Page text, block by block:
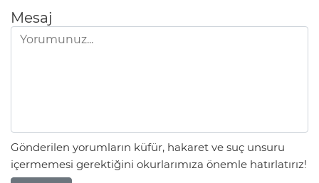
Mesaj
Gönderilen yorumların küfür, hakaret ve suç unsuru
içermemesi gerektiğini okurlarımıza önemle hatırlatırız!